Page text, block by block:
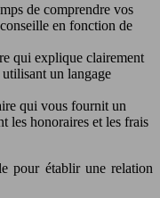
de comprendre vos
en fonction de
qui explique clairement
utilisant un langage
qui vous fournit un
les honoraires et les frais
pour établir une relation